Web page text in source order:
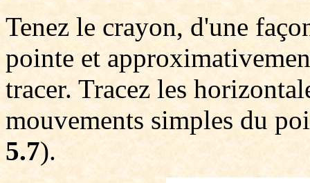
Tenez le crayon, d'une
pointe et
tracer. Tracez les
mouvements simples du
5.7).